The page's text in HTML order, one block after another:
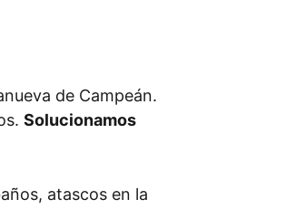
de Campeán.
Solucionamos
atascos en la